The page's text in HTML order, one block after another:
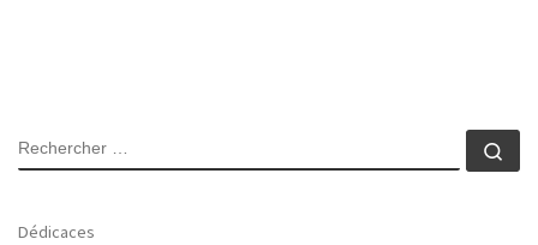
SEARCH
Dédicaces